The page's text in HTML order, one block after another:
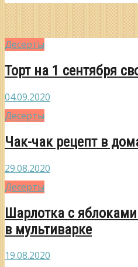
Десерты
Торт на 1 сентября
04.09.2020
Десерты
Чак-чак рецепт в
29.08.2020
Десерты
Шарлотка с
в мультиварке
19.08.2020